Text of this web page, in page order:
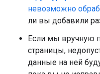
невозможно
ли вы добавили
Если мы вручную
страницы,
данные на ней